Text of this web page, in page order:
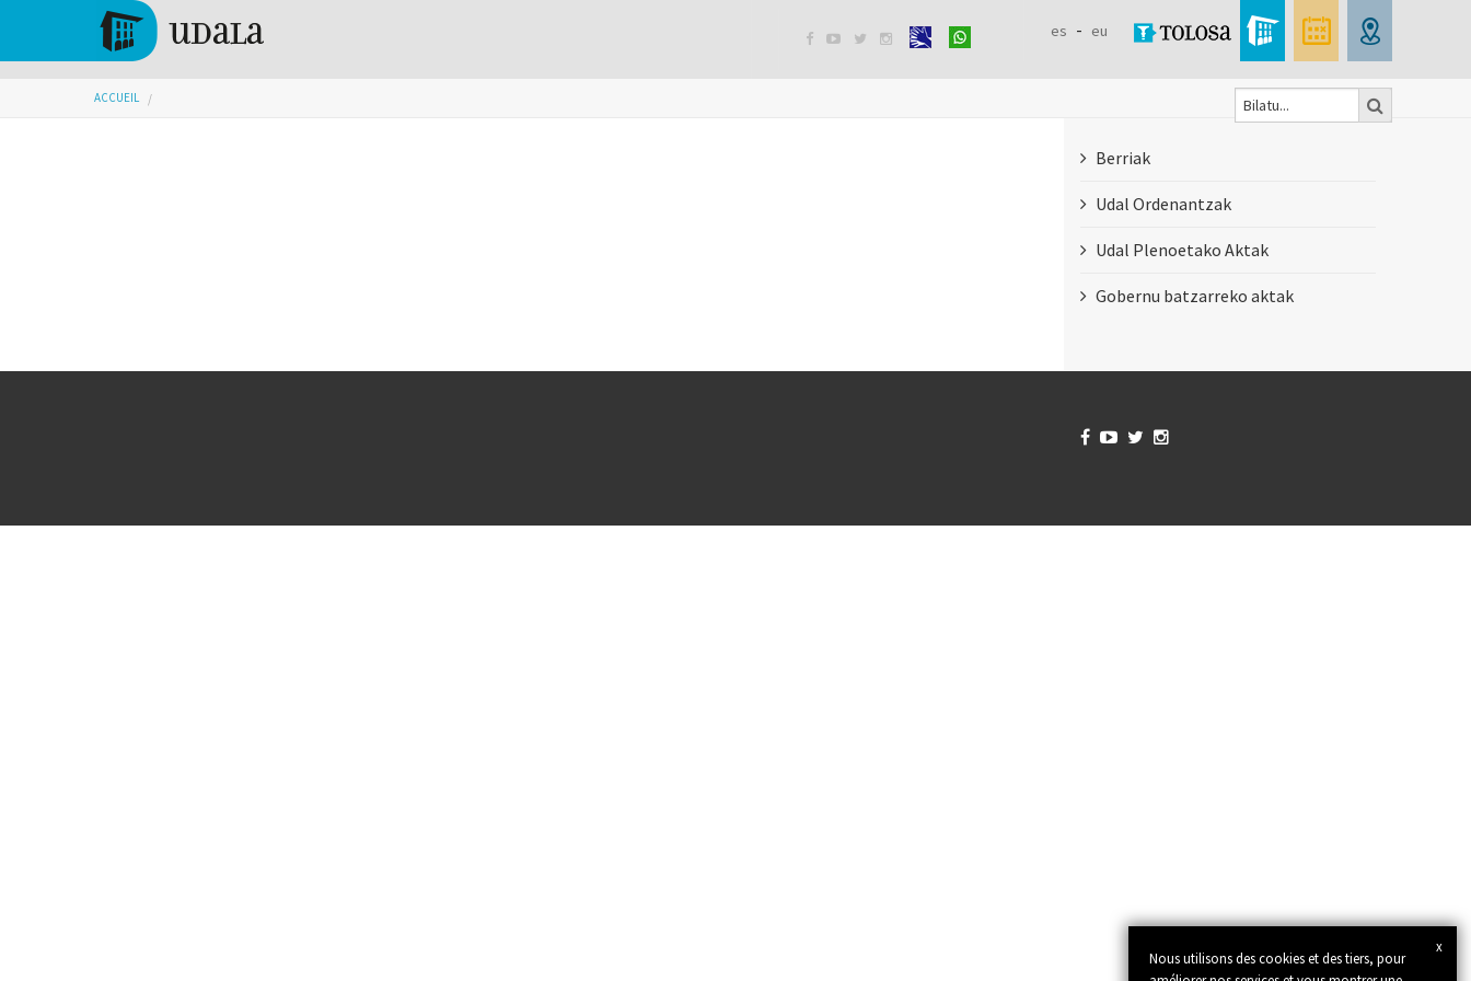
Aller au contenu principal
    es eu
Formulaire
recherche
Vous êtes ici
ACCUEIL
Berriak
Udal Ordenantzak
Udal Plenoetako Aktak
Gobernu batzarreko aktak
x
Nous utilisons des cookies et des tiers, pour
   